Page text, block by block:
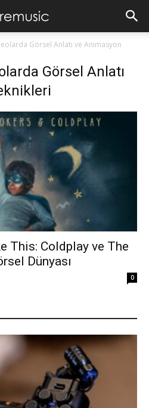
Görsel Anlatı ve Animasyon
Görsel Anlatı
This: Coldplay ve The
Dünyası
0